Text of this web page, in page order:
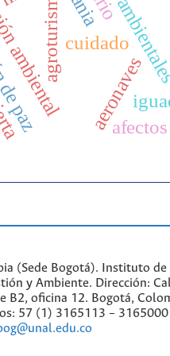
aeronaves
agroturismo
paz cuidado
afectos
(Sede Bogotá). Instituto de
y Ambiente. Dirección:
B2, oficina 12. Bogotá,
57 (1) 3165113 –